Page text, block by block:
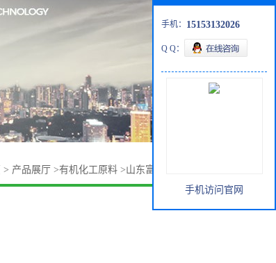
> 产品展厅 >有机化工原料 >山东富丰 三羟甲基丙烷
手机： 15153132026
Q Q：
手机访问官网